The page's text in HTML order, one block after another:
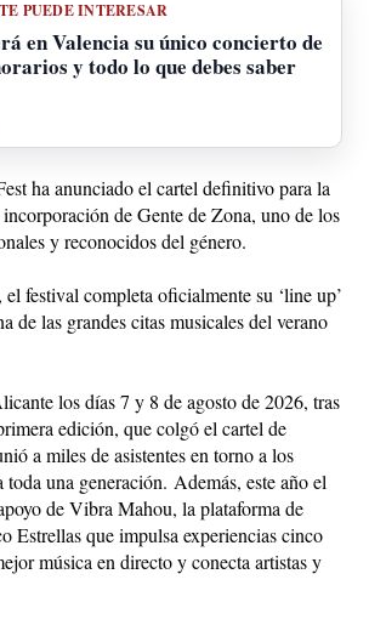
PUEDE INTERESAR
en Valencia su único concierto de
y todo lo que debes saber
ha anunciado el cartel definitivo para la
de Gente de Zona, uno de los
y reconocidos del género.
festival completa oficialmente su ‘line up’
de las grandes citas musicales del verano
los días 7 y 8 de agosto de 2026, tras
edición, que colgó el cartel de
a miles de asistentes en torno a los
una generación. Además, este año el
de Vibra Mahou, la plataforma de
Estrellas que impulsa experiencias cinco
música en directo y conecta artistas y